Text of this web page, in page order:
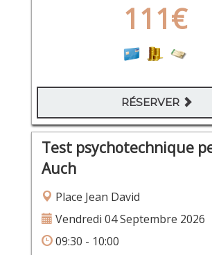
111€
RÉSERVER
Test psychotechnique
Auch
Place Jean David
Vendredi 04 Septembre 2026
09:30 - 10:00